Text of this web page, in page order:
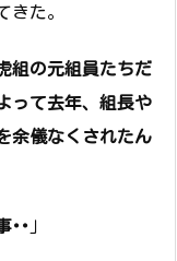
た。
組の元組員たちだ
って去年、組長や
余儀なくされたん
･･」